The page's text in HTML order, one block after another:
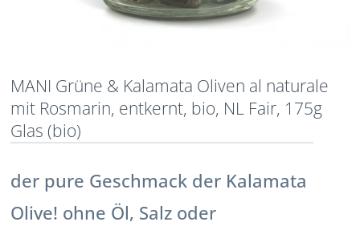
MANI Grüne & Kalamata Oliven al naturale
mit Rosmarin, entkernt, bio, NL Fair, 175g
Glas (bio)
der pure Geschmack der Kalamata
Olive! ohne Öl, Salz oder